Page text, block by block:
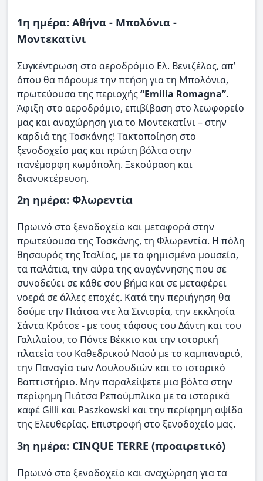
1η ημέρα: Αθήνα - Μπολόνια -
Μοντεκατίνι
Συγκέντρωση στο αεροδρόμιο Ελ. Βενιζέλος, απ’
όπου θα πάρουμε την πτήση για τη Μπολόνια,
πρωτεύουσα της περιοχής“Emilia Romagna”.
Άφιξη στο αεροδρόμιο, επιβίβαση στο λεωφορείο
μας και αναχώρηση για το Μοντεκατίνι – στην
καρδιά της Τοσκάνης! Τακτοποίηση στο
ξενοδοχείο μας και πρώτη βόλτα στην
πανέμορφη κωμόπολη. Ξεκούραση και
διανυκτέρευση.
2η ημέρα: Φλωρεντία
Πρωινό στο ξενοδοχείο και μεταφορά στην
πρωτεύουσα της Τοσκάνης, τη Φλωρεντία. Η πόλη
θησαυρός της Ιταλίας, με τα φημισμένα μουσεία,
τα παλάτια, την αύρα της αναγέννησης που σε
συνοδεύει σε κάθε σου βήμα και σε μεταφέρει
νοερά σε άλλες εποχές. Κατά την περιήγηση θα
δούμε την Πιάτσα ντε λα Σινιορία, την εκκλησία
Σάντα Κρότσε - με τους τάφους του Δάντη και του
Γαλιλαίου, το Πόντε Βέκκιο και την ιστορική
πλατεία του Καθεδρικού Ναού με το καμπαναριό,
την Παναγία των Λουλουδιών και το ιστορικό
Βαπτιστήριο. Μην παραλείψετε μια βόλτα στην
περίφημη Πιάτσα Ρεπούμπλικα με τα ιστορικά
καφέ Gilli και Paszkowski και την περίφημη αψίδα
της Ελευθερίας. Επιστροφή στο ξενοδοχείο μας.
3η ημέρα: CINQUE TERRE (προαιρετικό)
Πρωινό στο ξενοδοχείο και αναχώρηση για τα